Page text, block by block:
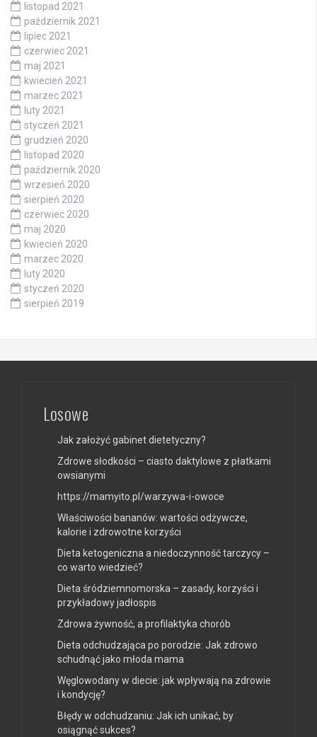
listopad 2021
październik 2021
lipiec 2021
czerwiec 2021
maj 2021
kwiecień 2021
marzec 2021
luty 2021
styczeń 2021
grudzień 2020
listopad 2020
październik 2020
wrzesień 2020
sierpień 2020
czerwiec 2020
maj 2020
kwiecień 2020
marzec 2020
luty 2020
styczeń 2020
sierpień 2019
Losowe
Jak założyć gabinet dietetyczny?
Zdrowe słodkości – ciasto daktylowe z płatkami
owsianymi
https://mamyito.pl/warzywa-i-owoce
Właściwości bananów: wartości odżywcze,
kalorie i zdrowotne korzyści
Dieta ketogeniczna a niedoczynność tarczycy –
co warto wiedzieć?
Dieta śródziemnomorska – zasady, korzyści i
przykładowy jadłospis
Zdrowa żywność, a profilaktyka chorób
Dieta odchudzająca po porodzie: Jak zdrowo
schudnąć jako młoda mama
Węglowodany w diecie: jak wpływają na zdrowie
i kondycję?
Błędy w odchudzaniu: Jak ich unikać, by
osiągnąć sukces?